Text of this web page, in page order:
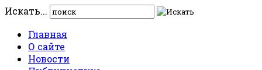
Искать...
Главная
О сайте
Новости